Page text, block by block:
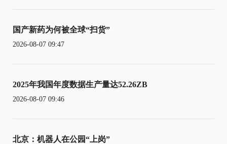
国产新药为何被全球“扫货”
2026-08-07 09:47
2025年我国年度数据生产量达52.26ZB
2026-08-07 09:46
北京：机器人在公园“上岗”